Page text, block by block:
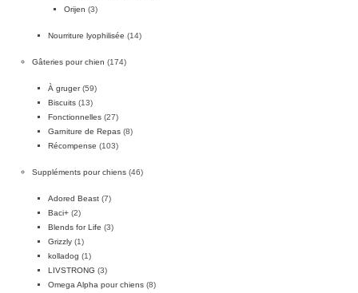
Orijen (3)
Nourriture lyophilisée (14)
Gâteries pour chien (174)
À gruger (59)
Biscuits (13)
Fonctionnelles (27)
Garniture de Repas (8)
Récompense (103)
Suppléments pour chiens (46)
Adored Beast (7)
Baci+ (2)
Blends for Life (3)
Grizzly (1)
kolladog (1)
LIVSTRONG (3)
Omega Alpha pour chiens (8)